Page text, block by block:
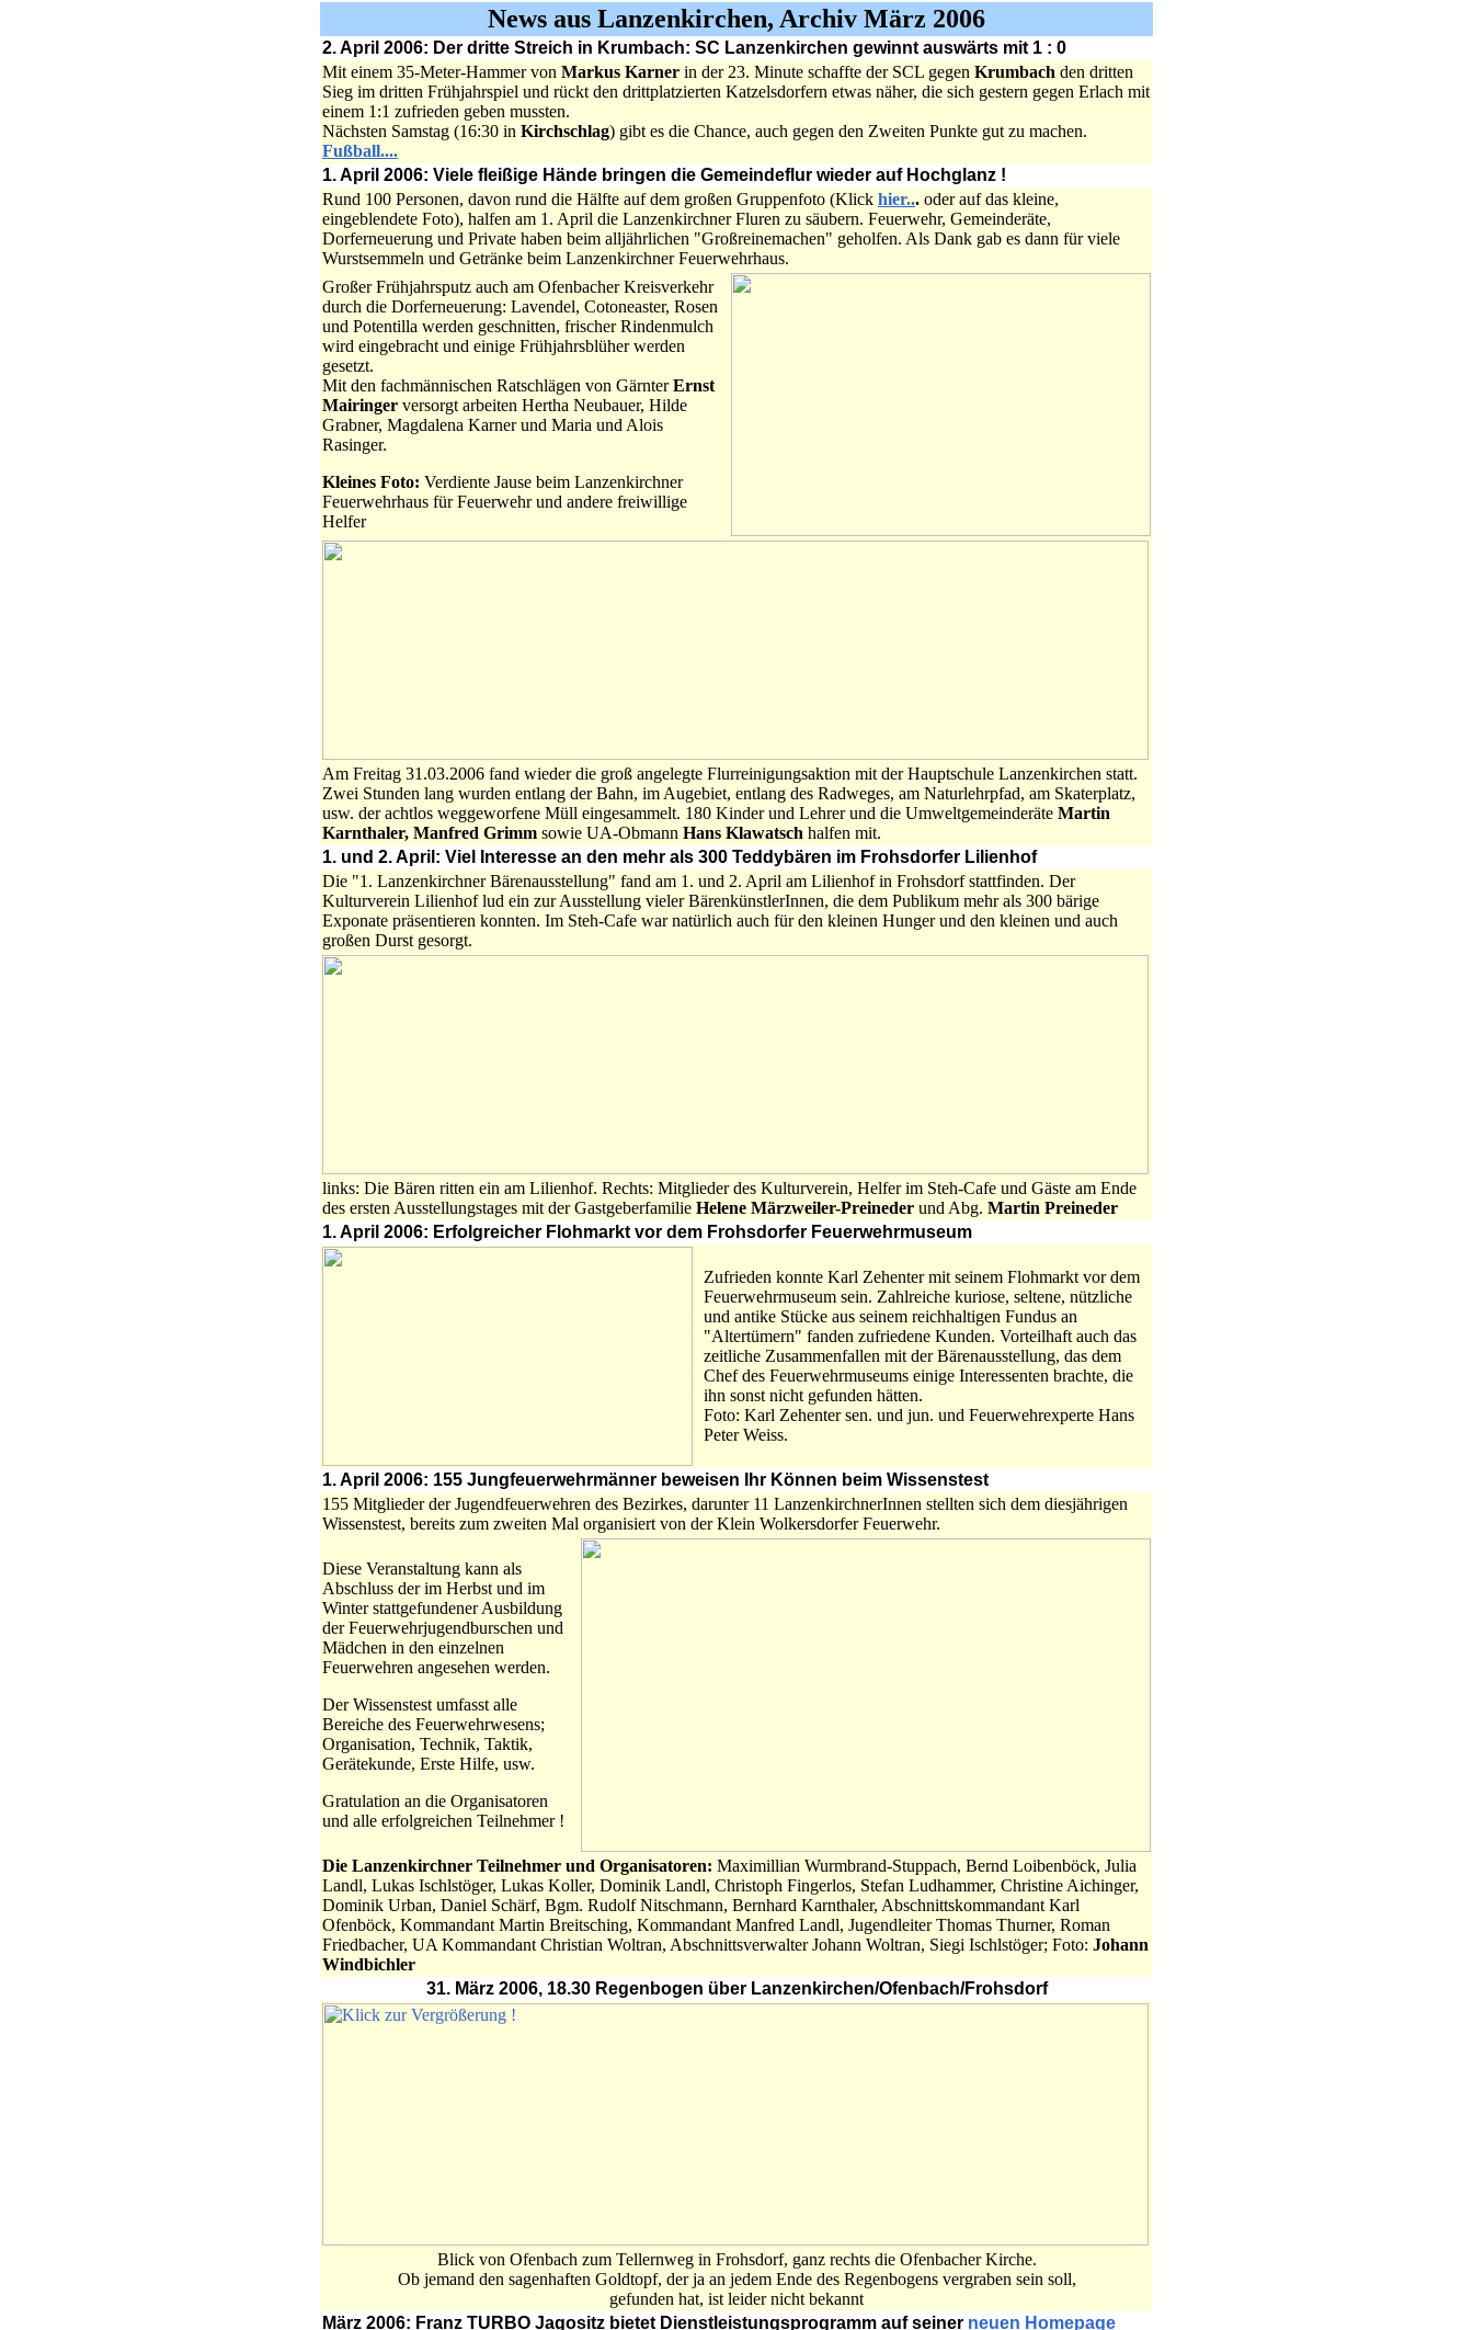
News aus Lanzenkirchen, Archiv März 2006
2. April 2006: Der dritte Streich in Krumbach: SC Lanzenkirchen gewinnt auswärts mit 1 : 0
Mit einem 35-Meter-Hammer von Markus Karner in der 23. Minute schaffte der SCL gegen Krumbach den dritten
Sieg im dritten Frühjahrspiel und rückt den drittplatzierten Katzelsdorfern etwas näher, die sich gestern gegen Erlach mit
einem 1:1 zufrieden geben mussten.
Nächsten Samstag (16:30 in Kirchschlag) gibt es die Chance, auch gegen den Zweiten Punkte gut zu machen.
Fußball....
1. April 2006: Viele fleißige Hände bringen die Gemeindeflur wieder auf Hochglanz !
Rund 100 Personen, davon rund die Hälfte auf dem großen Gruppenfoto (Klick hier... oder auf das kleine,
eingeblendete Foto), halfen am 1. April die Lanzenkirchner Fluren zu säubern. Feuerwehr, Gemeinderäte,
Dorferneuerung und Private haben beim alljährlichen "Großreinemachen" geholfen. Als Dank gab es dann für viele
Wurstsemmeln und Getränke beim Lanzenkirchner Feuerwehrhaus.
Großer Frühjahrsputz auch am Ofenbacher Kreisverkehr
durch die Dorferneuerung: Lavendel, Cotoneaster, Rosen
und Potentilla werden geschnitten, frischer Rindenmulch
wird eingebracht und einige Frühjahrsblüher werden
gesetzt.
Mit den fachmännischen Ratschlägen von GärnterErnst
Mairinger versorgt arbeiten Hertha Neubauer, Hilde
Grabner, Magdalena Karner und Maria und Alois
Rasinger.
Kleines Foto: Verdiente Jause beim Lanzenkirchner
Feuerwehrhaus für Feuerwehr und andere freiwillige
Helfer
Am Freitag 31.03.2006 fand wieder die groß angelegte Flurreinigungsaktion mit der Hauptschule Lanzenkirchen statt.
Zwei Stunden lang wurden entlang der Bahn, im Augebiet, entlang des Radweges, am Naturlehrpfad, am Skaterplatz,
usw. der achtlos weggeworfene Müll eingesammelt. 180 Kinder und Lehrer und die Umweltgemeinderäte Martin
Karnthaler, Manfred Grimm sowie UA-Obmann Hans Klawatsch halfen mit.
1. und 2. April: Viel Interesse an den mehr als 300 Teddybären im Frohsdorfer Lilienhof
Die "1. Lanzenkirchner Bärenausstellung" fand am 1. und 2. April am Lilienhof in Frohsdorf stattfinden. Der
Kulturverein Lilienhof lud ein zur Ausstellung vieler BärenkünstlerInnen, die dem Publikum mehr als 300 bärige
Exponate präsentieren konnten. Im Steh-Cafe war natürlich auch für den kleinen Hunger und den kleinen und auch
großen Durst gesorgt.
links: Die Bären ritten ein am Lilienhof. Rechts: Mitglieder des Kulturverein, Helfer im Steh-Cafe und Gäste am Ende
des ersten Ausstellungstages mit der Gastgeberfamilie Helene Märzweiler-Preineder und Abg. Martin Preineder
1. April 2006: Erfolgreicher Flohmarkt vor dem Frohsdorfer Feuerwehrmuseum
Zufrieden konnte Karl Zehenter mit seinem Flohmarkt vor dem
Feuerwehrmuseum sein. Zahlreiche kuriose, seltene, nützliche
und antike Stücke aus seinem reichhaltigen Fundus an
"Altertümern" fanden zufriedene Kunden. Vorteilhaft auch das
zeitliche Zusammenfallen mit der Bärenausstellung, das dem
Chef des Feuerwehrmuseums einige Interessenten brachte, die
ihn sonst nicht gefunden hätten.
Foto: Karl Zehenter sen. und jun. und Feuerwehrexperte Hans
Peter Weiss.
1. April 2006: 155 Jungfeuerwehrmänner beweisen Ihr Können beim Wissenstest
155 Mitglieder der Jugendfeuerwehren des Bezirkes, darunter 11 LanzenkirchnerInnen stellten sich dem diesjährigen
Wissenstest, bereits zum zweiten Mal organisiert von der Klein Wolkersdorfer Feuerwehr.
Diese Veranstaltung kann als
Abschluss der im Herbst und im
Winter stattgefundener Ausbildung
der Feuerwehrjugendburschen und
Mädchen in den einzelnen
Feuerwehren angesehen werden.
Der Wissenstest umfasst alle
Bereiche des Feuerwehrwesens;
Organisation, Technik, Taktik,
Gerätekunde, Erste Hilfe, usw.
Gratulation an die Organisatoren
und alle erfolgreichen Teilnehmer !
Die Lanzenkirchner Teilnehmer und Organisatoren: Maximillian Wurmbrand-Stuppach, Bernd Loibenböck, Julia
Landl, Lukas Ischlstöger, Lukas Koller, Dominik Landl, Christoph Fingerlos, Stefan Ludhammer, Christine Aichinger,
Dominik Urban, Daniel Schärf, Bgm. Rudolf Nitschmann, Bernhard Karnthaler, Abschnittskommandant Karl
Ofenböck, Kommandant Martin Breitsching, Kommandant Manfred Landl, Jugendleiter Thomas Thurner, Roman
Friedbacher, UA Kommandant Christian Woltran, Abschnittsverwalter Johann Woltran, Siegi Ischlstöger; Foto: Johann
Windbichler
31. März 2006, 18.30 Regenbogen über Lanzenkirchen/Ofenbach/Frohsdorf
Blick von Ofenbach zum Tellernweg in Frohsdorf, ganz rechts die Ofenbacher Kirche.
Ob jemand den sagenhaften Goldtopf, der ja an jedem Ende des Regenbogens vergraben sein soll,
gefunden hat, ist leider nicht bekannt
März 2006: Franz TURBO Jagositz bietet Dienstleistungsprogramm auf seiner neuen Homepage